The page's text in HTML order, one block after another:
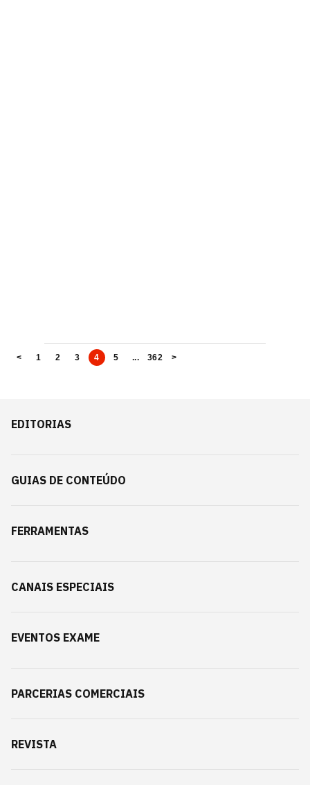
< 1 2 3 4 5 ... 362 >
EDITORIAS
GUIAS DE CONTEÚDO
FERRAMENTAS
CANAIS ESPECIAIS
EVENTOS EXAME
PARCERIAS COMERCIAIS
REVISTA